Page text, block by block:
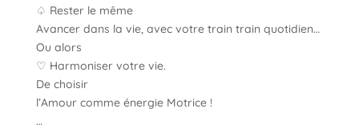
♤ Rester le même
Avancer dans la vie, avec votre train train quotidien…
Ou alors
♡ Harmoniser votre vie.
De choisir
l’Amour comme énergie Motrice !
…